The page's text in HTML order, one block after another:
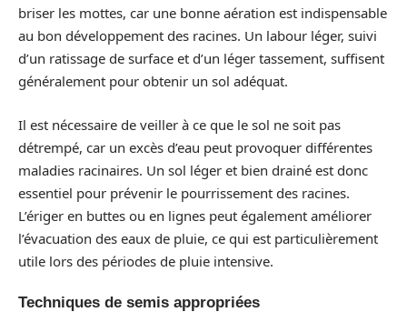
briser les mottes, car une bonne aération est indispensable
au bon développement des racines. Un labour léger, suivi
d’un ratissage de surface et d’un léger tassement, suffisent
généralement pour obtenir un sol adéquat.
Il est nécessaire de veiller à ce que le sol ne soit pas
détrempé, car un excès d’eau peut provoquer différentes
maladies racinaires. Un sol léger et bien drainé est donc
essentiel pour prévenir le pourrissement des racines.
L’ériger en buttes ou en lignes peut également améliorer
l’évacuation des eaux de pluie, ce qui est particulièrement
utile lors des périodes de pluie intensive.
Techniques de semis appropriées